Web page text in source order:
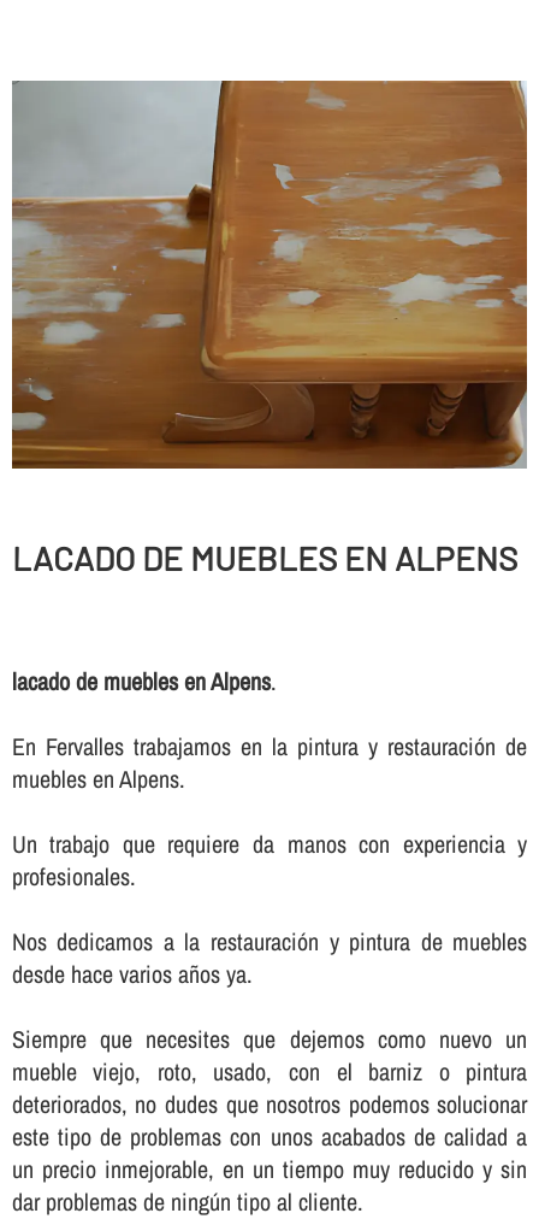
LACADO DE MUEBLES EN ALPENS
lacado de muebles en Alpens.
En Fervalles trabajamos en la pintura y restauración de
muebles en Alpens.
Un trabajo que requiere da manos con experiencia y
profesionales.
Nos dedicamos a la restauración y pintura de muebles
desde hace varios años ya.
Siempre que necesites que dejemos como nuevo un
mueble viejo, roto, usado, con el barniz o pintura
deteriorados, no dudes que nosotros podemos solucionar
este tipo de problemas con unos acabados de calidad a
un precio inmejorable, en un tiempo muy reducido y sin
dar problemas de ningún tipo al cliente.